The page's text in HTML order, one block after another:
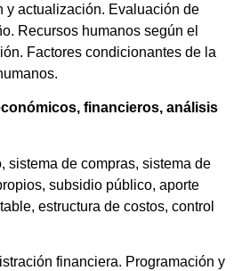
y actualización. Evaluación de
Recursos humanos según el
Factores condicionantes de la
financieros, análisis
sistema de compras, sistema de
subsidio público, aporte
estructura de costos, control
financiera. Programación y